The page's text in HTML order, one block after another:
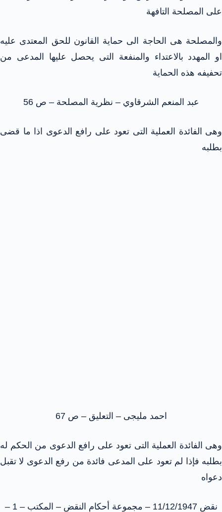
على المصلحة التافهة
والمصلحة هى الحاجة الى حماية القانون للحق المعتدى عليه
او المهدد بالاعتداء والمنفعة التى يحصل عليها المدعى من
تحفيفه هذه الحماية
عبد المنعم الشرقاوي – نظرية المصلحة – ص 56
وهى الفائدة العملية التى تعود على رافع الدعوى اذا ما قضى
بطلبه
احمد مليجى – التعليق – ص 67
وهى الفائدة العملية التى تعود على رافع الدعوى من الحكم له
بطلبه فإذا لم تعود على المدعى فائدة من رفع الدعوى لا تقبل
دعواه
نقض 11/12/1947 – مجموعة أحكام النقض – المكتب – 1 –